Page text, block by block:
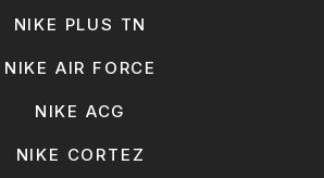
NIKE PLUS TN
NIKE AIR FORCE
NIKE ACG
NIKE CORTEZ